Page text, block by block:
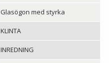
Glasögon med styrka
KLINTA
INREDNING